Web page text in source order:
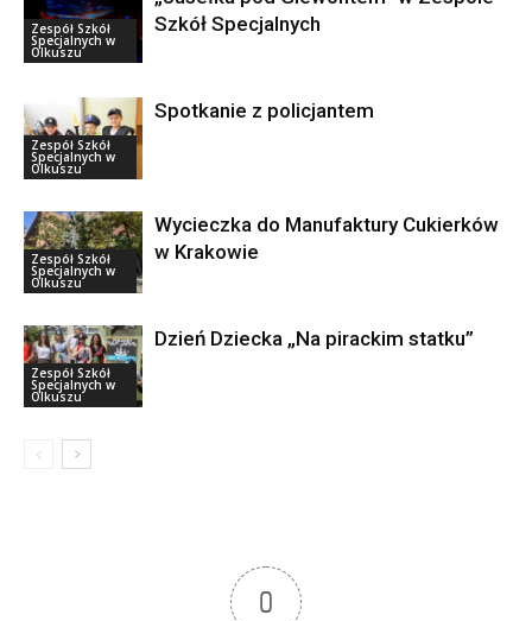
Zespół Szkół
Specjalnych w
Olkuszu
Szkół Specjalnych
Zespół Szkół
Specjalnych w
Olkuszu
Spotkanie z policjantem
Zespół Szkół
Specjalnych w
Olkuszu
Wycieczka do Manufaktury Cukierków
w Krakowie
Zespół Szkół
Specjalnych w
Olkuszu
Dzień Dziecka „Na pirackim statku”
0